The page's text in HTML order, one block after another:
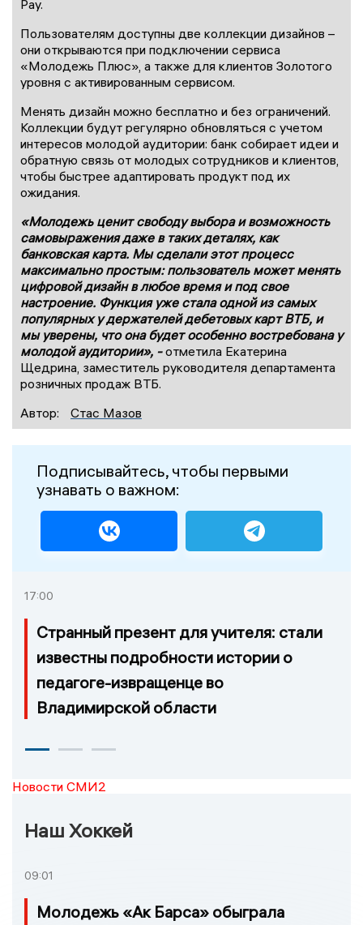
Pay.
Пользователям доступны две коллекции дизайнов –
они открываются при подключении сервиса
«Молодежь Плюс», а также для клиентов Золотого
уровня с активированным сервисом.
Менять дизайн можно бесплатно и без ограничений.
Коллекции будут регулярно обновляться с учетом
интересов молодой аудитории: банк собирает идеи и
обратную связь от молодых сотрудников и клиентов,
чтобы быстрее адаптировать продукт под их
ожидания.
«Молодежь ценит свободу выбора и возможность
самовыражения даже в таких деталях, как
банковская карта. Мы сделали этот процесс
максимально простым: пользователь может менять
цифровой дизайн в любое время и под свое
настроение. Функция уже стала одной из самых
популярных у держателей дебетовых карт ВТБ, и
мы уверены, что она будет особенно востребована у
молодой аудитории», -отметила Екатерина
Щедрина, заместитель руководителя департамента
розничных продаж ВТБ.
Автор:
Стас Мазов
Подписывайтесь, чтобы первыми
узнавать о важном:
17:00
Странный презент для учителя: стали
известны подробности истории о
педагоге-извращенце во
Владимирской области
Новости СМИ2
Наш Хоккей
09:01
Молодежь «Ак Барса» обыграла